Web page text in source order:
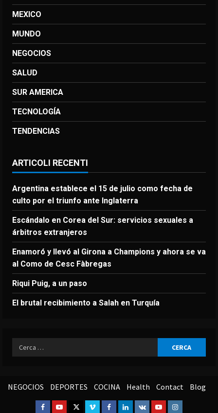
MEXICO
MUNDO
NEGOCIOS
SALUD
SUR AMERICA
TECNOLOGÍA
TENDENCIAS
ARTICOLI RECENTI
Argentina establece el 15 de julio como fecha de
culto por el triunfo ante Inglaterra
Escándalo en Corea del Sur: servicios sexuales a
árbitros extranjeros
Enamoró y llevó al Girona a Champions y ahora se va
al Como de Cesc Fàbregas
Riqui Puig, a un paso
El brutal recibimiento a Salah en Turquía
Ricerca
per:
NEGOCIOS DEPORTES COCINA Health Contact Blog
Facebook
YoutubeTwitterVimeoFacebook
Linkedin
VK YoutubeInstagram